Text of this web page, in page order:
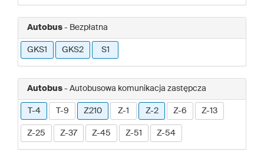
Autobus - Bezpłatna
GKS1 GKS2 S1
Autobus - Autobusowa komunikacja zastępcza
T-4 T-9 Z210 Z-1 Z-2 Z-6 Z-13
Z-25 Z-37 Z-45 Z-51 Z-54